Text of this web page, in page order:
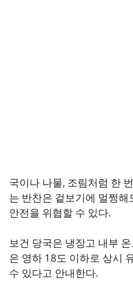
국이나 나물, 조림처럼 한
는 반찬은 겉보기에 멀쩡
안전을 위협할 수 있다.
보건 당국은 냉장고 내부
은 영하 18도 이하로 상시
수 있다고 안내한다.